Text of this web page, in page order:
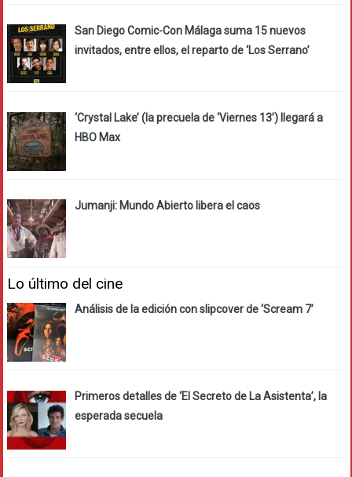
San Diego Comic-Con Málaga suma 15 nuevos
invitados, entre ellos, el reparto de ‘Los Serrano’
‘Crystal Lake’ (la precuela de ‘Viernes 13’) llegará a
HBO Max
Jumanji: Mundo Abierto libera el caos
Lo último del cine
Análisis de la edición con slipcover de ‘Scream 7’
Primeros detalles de ‘El Secreto de La Asistenta’, la
esperada secuela